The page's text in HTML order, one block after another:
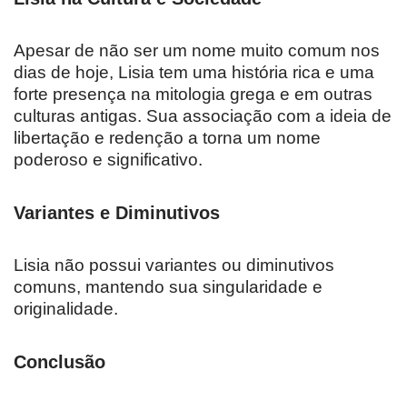
Apesar de não ser um nome muito comum nos
dias de hoje, Lisia tem uma história rica e uma
forte presença na mitologia grega e em outras
culturas antigas. Sua associação com a ideia de
libertação e redenção a torna um nome
poderoso e significativo.
Variantes e Diminutivos
Lisia não possui variantes ou diminutivos
comuns, mantendo sua singularidade e
originalidade.
Conclusão